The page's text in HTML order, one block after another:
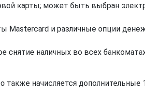
карты; может быть выбран
Mastercard и различные опции
снятие наличных во всех
также начисляется дополнительные